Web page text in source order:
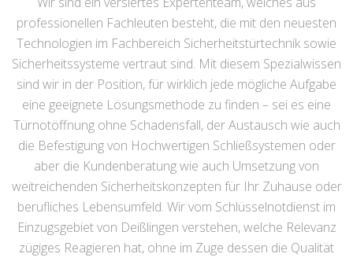
professionellen Fachleuten besteht, die mit den neuesten
Technologien im Fachbereich Sicherheitstürtechnik sowie
Sicherheitssysteme vertraut sind. Mit diesem Spezialwissen
sind wir in der Position, für wirklich jede mögliche Aufgabe
eine geeignete Lösungsmethode zu finden – sei es eine
Türnotöffnung ohne Schadensfall, der Austausch wie auch
die Befestigung von Hochwertigen Schließsystemen oder
aber die Kundenberatung wie auch Umsetzung von
weitreichenden Sicherheitskonzepten für Ihr Zuhause oder
berufliches Lebensumfeld. Wir vom Schlüsselnotdienst im
Einzugsgebiet von Deißlingen verstehen, welche Relevanz
zügiges Reagieren hat, ohne im Zuge dessen die Qualität